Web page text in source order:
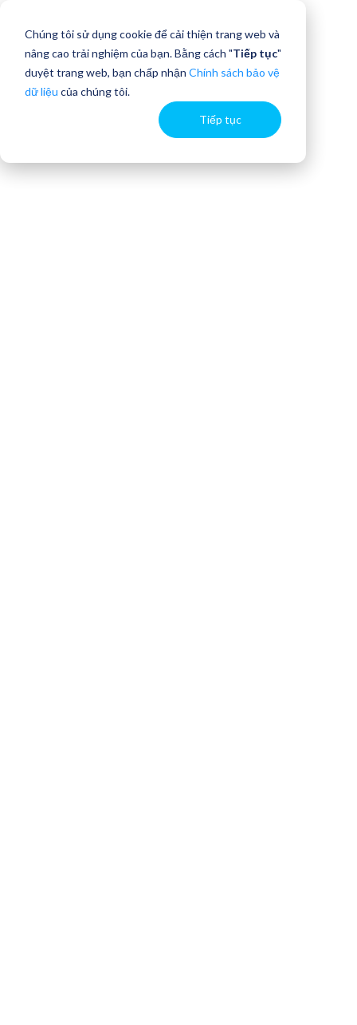
Chúng tôi sử dụng cookie để cải thiện trang web và
nâng cao trải nghiệm của bạn. Bằng cách "Tiếp tục"
duyệt trang web, bạn chấp nhận Chính sách bảo vệ
dữ liệu của chúng tôi.
Tiếp tục